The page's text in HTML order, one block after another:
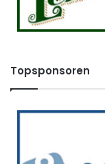
Topsponsoren